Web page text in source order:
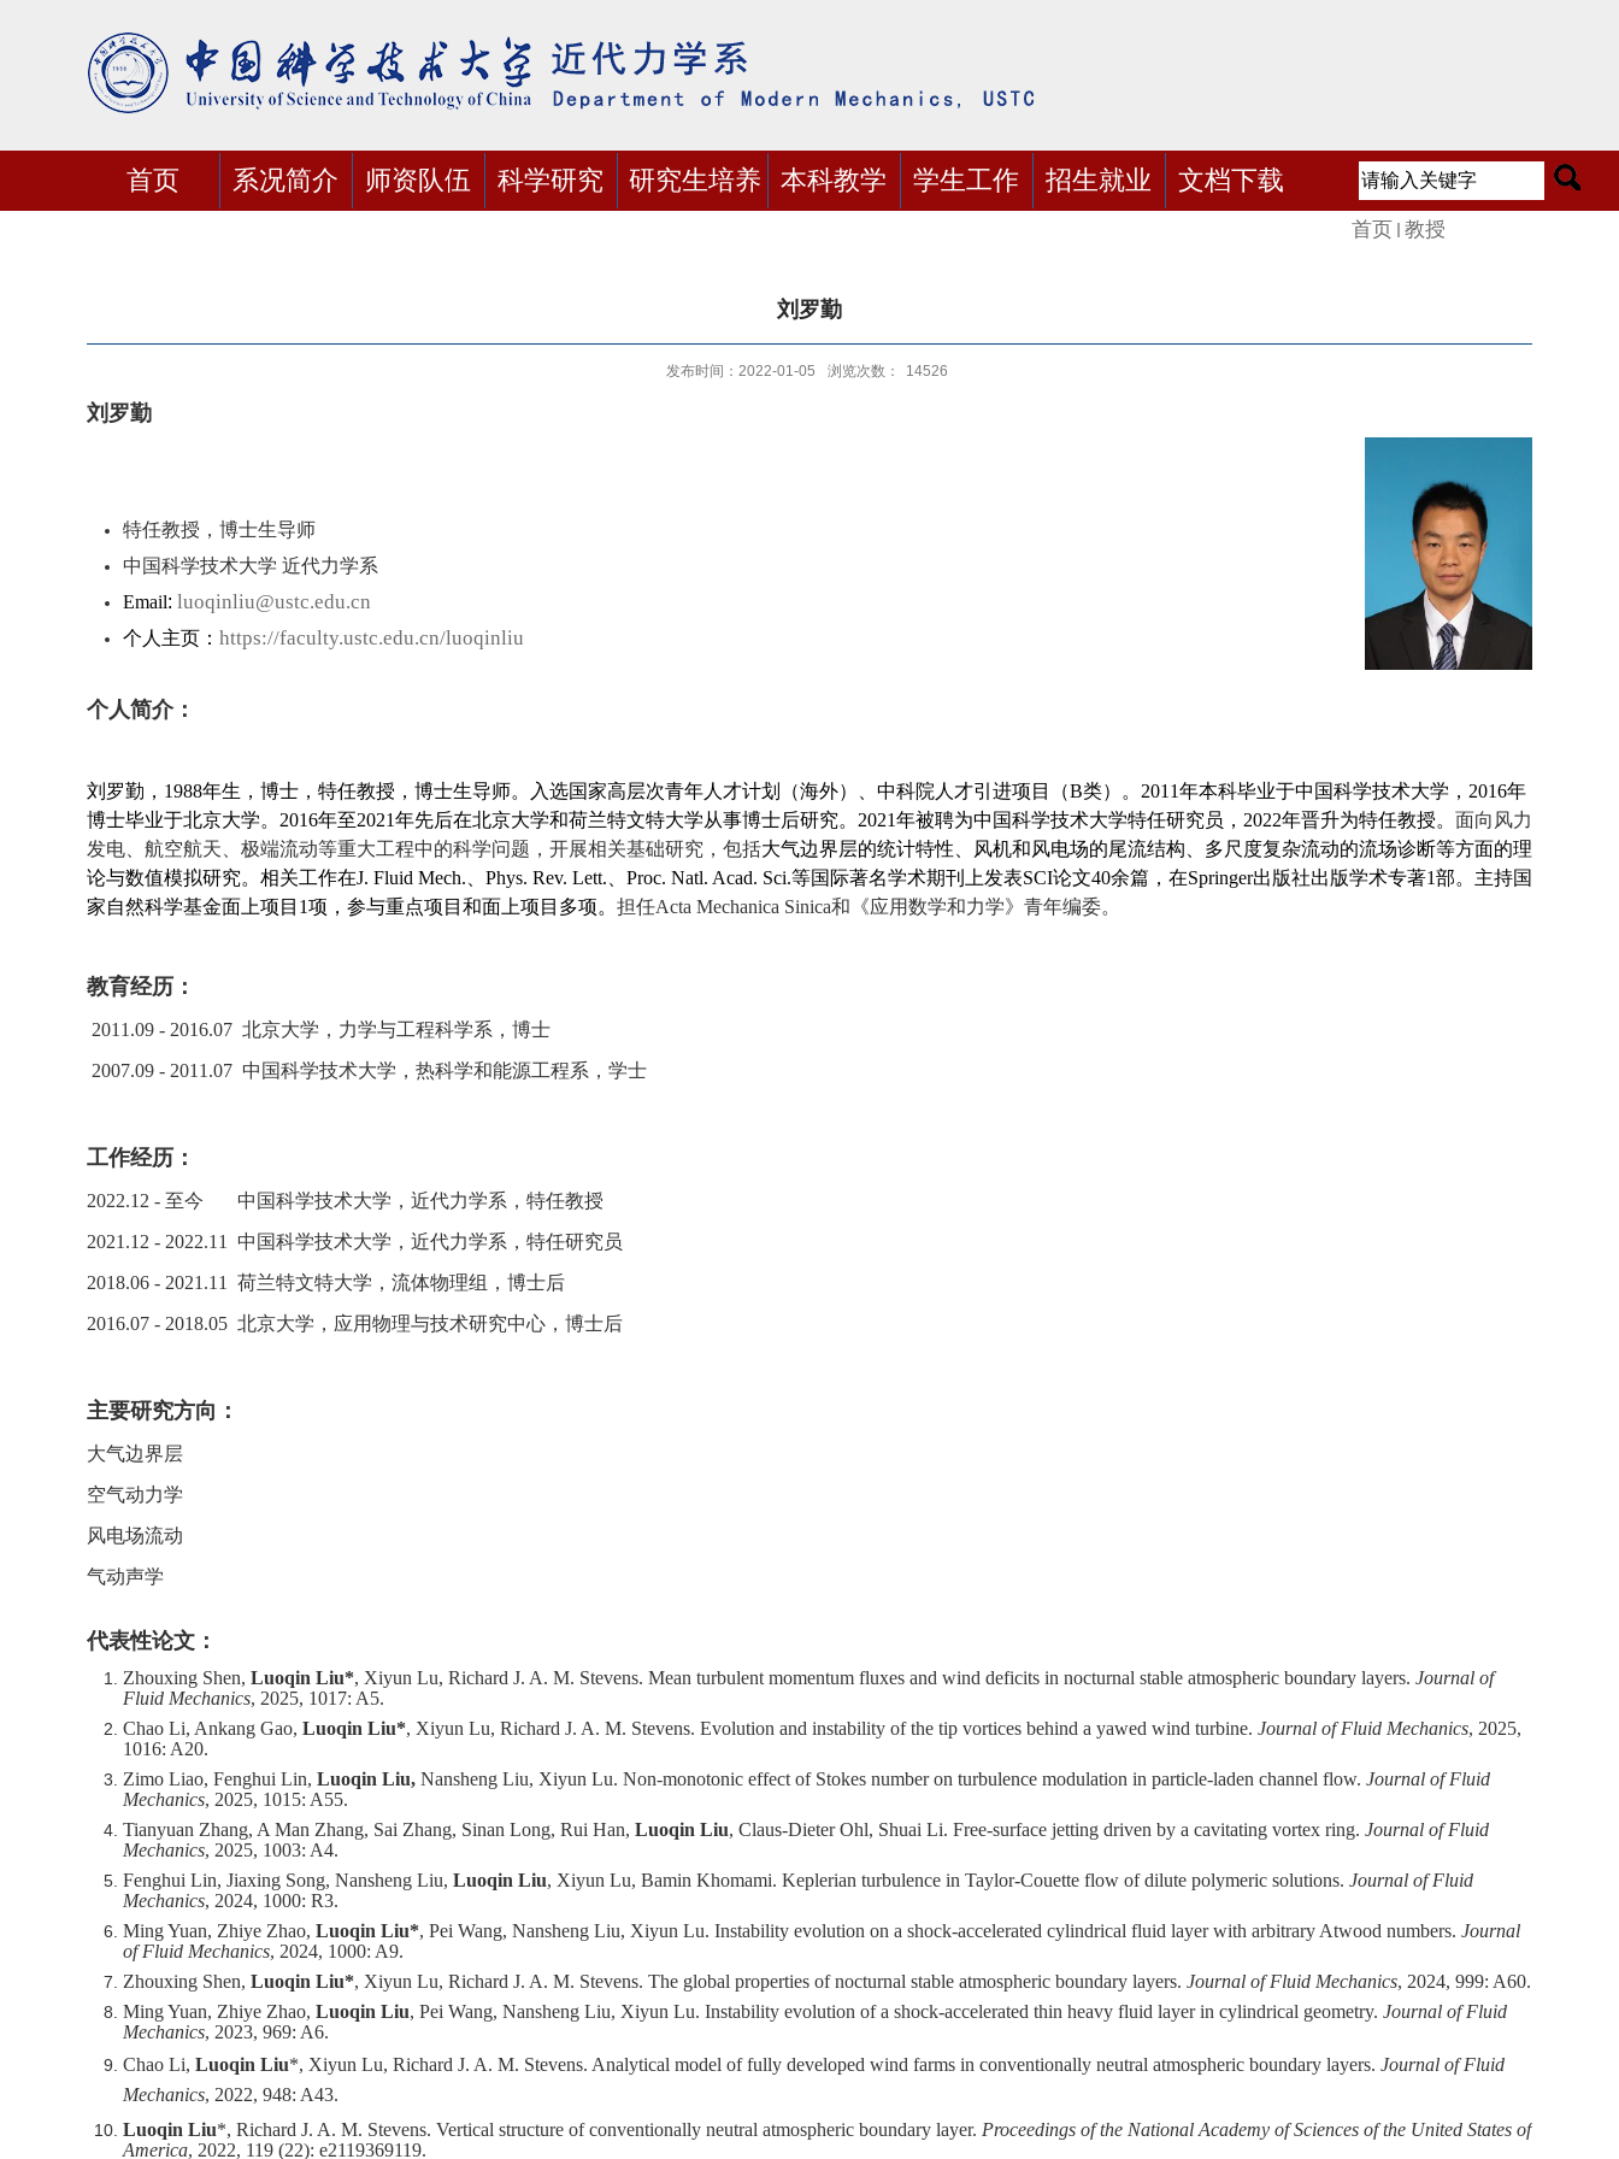
首页 系况简介 师资队伍 科学研究 研究生培养 本科教学 学生工作 招生就业 文档下载
首页 教授
刘罗勤
发布时间：2022-01-05 浏览次数： 14526
刘罗勤
特任教授，博士生导师
中国科学技术大学 近代力学系
Email: luoqinliu@ustc.edu.cn
个人主页： https://faculty.ustc.edu.cn/luoqinliu
个人简介：
刘罗勤， 1988年生，博士，特任教授，博士生导师。入选国家高层次青年人才计划（海外）、中科院人才引进项目（B类）。 2011年本科毕业于中国科学技术大学， 2016年
博士毕业于北京大学。 2016年至2021年先后在北京大学和荷兰特文特大学从事博士后研究。 2021年被聘为中国科学技术大学特任研究员， 2022年晋升为特任教授。 面向风力
发电、航空航天、极端流动等重大工程中的科学问题，开展相关基础研究，包括大气边界层的统计特性、风机和风电场的尾流结构、多尺度复杂流动的流场诊断等方面的理
论与数值模拟研究。相关工作在J. Fluid Mech. Phys. Rev. Lett. Proc. Natl. Acad. Sci.等国际著名学术期刊上发表SCI论文40余篇，在Springer出版社出版学术专著1部。主持国
家自然科学基金面上项目 1项，参与重点项目和面上项目多项。 担任Acta Mechanica Sinica和《应用数学和力学》青年编委。
教育经历：
2011.09 - 2016.07 北京大学，力学与工程科学系，博士
2007.09 - 2011.07 中国科学技术大学，热科学和能源工程系，学士
工作经历：
2022.12 - 至今
中国科学技术大学，近代力学系，特任教授
2021.12 - 2022.11 中国科学技术大学，近代力学系，特任研究员
2018.06 - 2021.11 荷兰特文特大学，流体物理组，博士后
2016.07 - 2018.05 北京大学，应用物理与技术研究中心，博士后
主要研究方向：
大气边界层
空气动力学
风电场流动
气动声学
代表性论文：
Zhouxing Shen, Luoqin Liu*, Xiyun Lu, Richard J. A. M. Stevens. Mean turbulent momentum fluxes and wind deficits in nocturnal stable atmospheric boundary layers. Journal of
Fluid Mechanics, 2025, 1017: A5.
Chao Li, Ankang Gao, Luoqin Liu*, Xiyun Lu, Richard J. A. M. Stevens. Evolution and instability of the tip vortices behind a yawed wind turbine. Journal of Fluid Mechanics, 2025,
1016: A20.
Zimo Liao, Fenghui Lin, Luoqin Liu, Nansheng Liu, Xiyun Lu. Non-monotonic effect of Stokes number on turbulence modulation in particle-laden channel flow. Journal of Fluid
Mechanics, 2025, 1015: A55.
Tianyuan Zhang, A Man Zhang, Sai Zhang, Sinan Long, Rui Han, Luoqin Liu, Claus-Dieter Ohl, Shuai Li. Free-surface jetting driven by a cavitating vortex ring. Journal of Fluid
Mechanics, 2025, 1003: A4.
Fenghui Lin, Jiaxing Song, Nansheng Liu, Luoqin Liu, Xiyun Lu, Bamin Khomami. Keplerian turbulence in Taylor-Couette flow of dilute polymeric solutions. Journal of Fluid
Mechanics, 2024, 1000: R3.
Ming Yuan, Zhiye Zhao, Luoqin Liu*, Pei Wang, Nansheng Liu, Xiyun Lu. Instability evolution on a shock-accelerated cylindrical fluid layer with arbitrary Atwood numbers. Journal
of Fluid Mechanics, 2024, 1000: A9.
Zhouxing Shen, Luoqin Liu*, Xiyun Lu, Richard J. A. M. Stevens. The global properties of nocturnal stable atmospheric boundary layers. Journal of Fluid Mechanics, 2024, 999: A60.
Ming Yuan, Zhiye Zhao, Luoqin Liu, Pei Wang, Nansheng Liu, Xiyun Lu. Instability evolution of a shock-accelerated thin heavy fluid layer in cylindrical geometry. Journal of Fluid
Mechanics, 2023, 969: A6.
Chao Li, Luoqin Liu*, Xiyun Lu, Richard J. A. M. Stevens. Analytical model of fully developed wind farms in conventionally neutral atmospheric boundary layers. Journal of Fluid
Mechanics, 2022, 948: A43.
Luoqin Liu*, Richard J. A. M. Stevens. Vertical structure of conventionally neutral atmospheric boundary layer. Proceedings of the National Academy of Sciences of the United States of
America, 2022, 119 (22): e2119369119.